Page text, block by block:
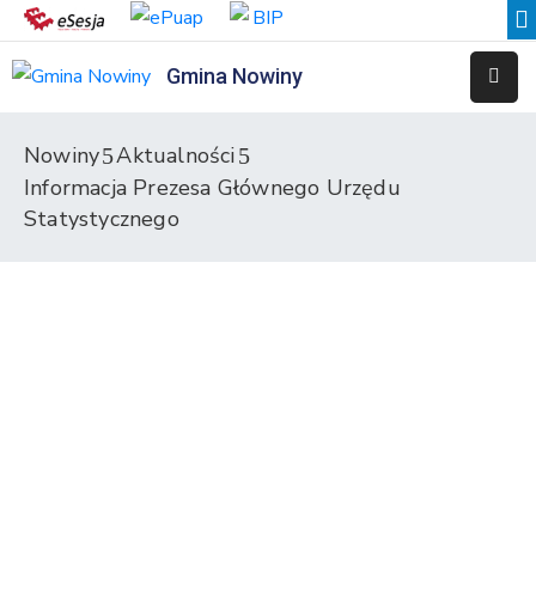
Gmina Nowiny
Przedszkole
Samorządowe
Nowiny
Aktualności
Informacja Prezesa Głównego Urzędu
Statystycznego